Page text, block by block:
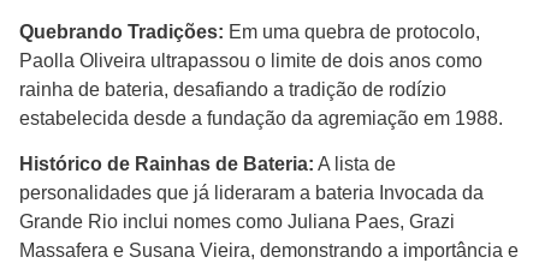
Quebrando Tradições: Em uma quebra de protocolo,
Paolla Oliveira ultrapassou o limite de dois anos como
rainha de bateria, desafiando a tradição de rodízio
estabelecida desde a fundação da agremiação em 1988.
Histórico de Rainhas de Bateria: A lista de
personalidades que já lideraram a bateria Invocada da
Grande Rio inclui nomes como Juliana Paes, Grazi
Massafera e Susana Vieira, demonstrando a importância e